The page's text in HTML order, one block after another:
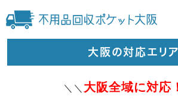
大阪の対応エリア
＼＼ 大阪全域に対応！